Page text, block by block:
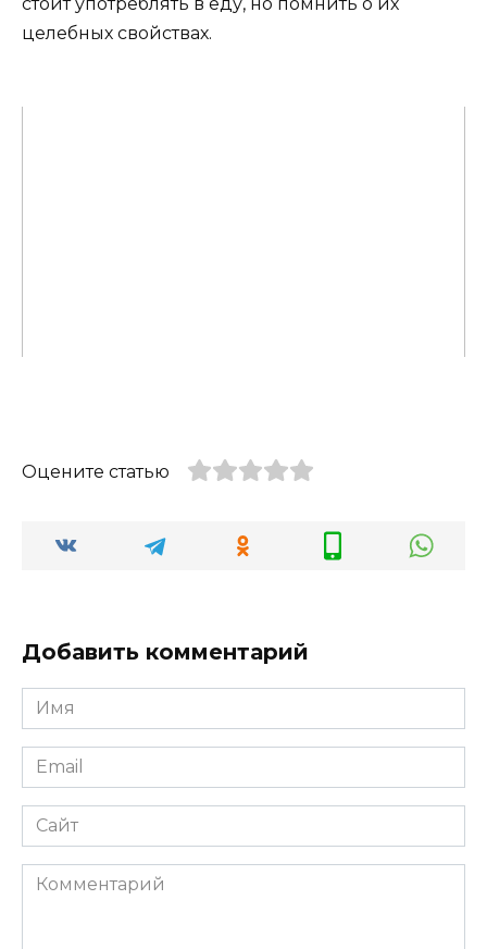
целебных свойствах.
Оцените статью
Добавить комментарий
Имя
Email
Сайт
Комментарий